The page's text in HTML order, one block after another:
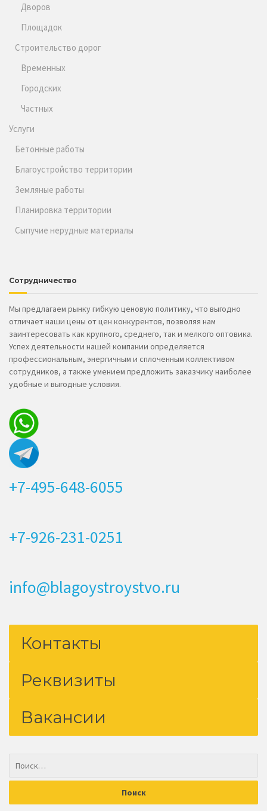
Дворов
Площадок
Строительство дорог
Временных
Городских
Частных
Услуги
Бетонные работы
Благоустройство территории
Земляные работы
Планировка территории
Сыпучие нерудные материалы
Сотрудничество
Мы предлагаем рынку гибкую ценовую политику, что выгодно
отличает наши цены от цен конкурентов, позволяя нам
заинтересовать как крупного, среднего, так и мелкого оптовика.
Успех деятельности нашей компании определяется
профессиональным, энергичным и сплоченным коллективом
сотрудников, а также умением предложить заказчику наиболее
удобные и выгодные условия.
+7-495-648-6055
+7-926-231-0251
info@blagoystroystvo.ru
Контакты
Реквизиты
Вакансии